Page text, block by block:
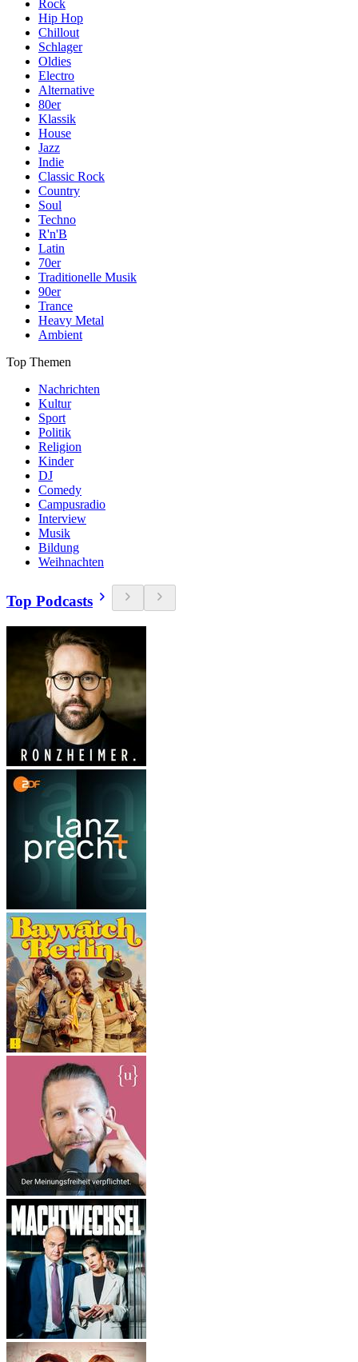
Rock
Hip Hop
Chillout
Schlager
Oldies
Electro
Alternative
80er
Klassik
House
Jazz
Indie
Classic Rock
Country
Soul
Techno
R'n'B
Latin
70er
Traditionelle Musik
90er
Trance
Heavy Metal
Ambient
Top Themen
Nachrichten
Kultur
Sport
Politik
Religion
Kinder
DJ
Comedy
Campusradio
Interview
Musik
Bildung
Weihnachten
Top Podcasts